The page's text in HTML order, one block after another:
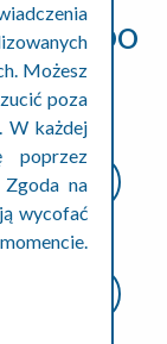
Możesz
poza
W każdej
poprzez
na
wycofać
DO